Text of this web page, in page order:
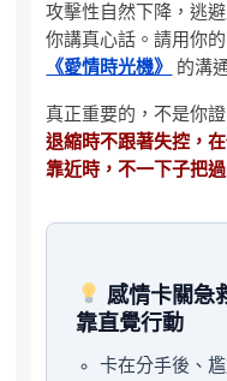
攻擊性自然下降，逃
你講真心話。請用你
《愛情時光機》
的溝
真正重要的，不是你
退縮時不跟著失控，
靠近時，不一下子把
感情卡關急
靠直覺行動
卡在分手後、